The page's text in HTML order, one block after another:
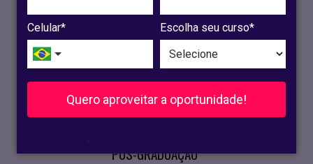
Celular* Escolha seu curso*
Quero aproveitar a oportunidade!
.
OLINDA
RECIFE
VESTIBULAR
CURSOS PRESENCIAIS
PÓS-GRADUAÇÃO